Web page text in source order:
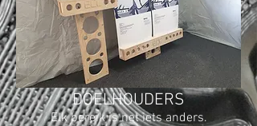
DOELHOUDERS
Elk bereik is net iets anders.